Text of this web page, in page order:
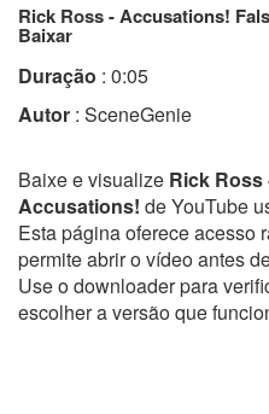
Rick Ross - Accusations!
Baixar
Duração : 0:05
Autor : SceneGenie
Baixe e visualize Rick
Accusations! de YouTube
Esta página oferece acesso
permite abrir o vídeo antes
Use o downloader para
escolher a versão que